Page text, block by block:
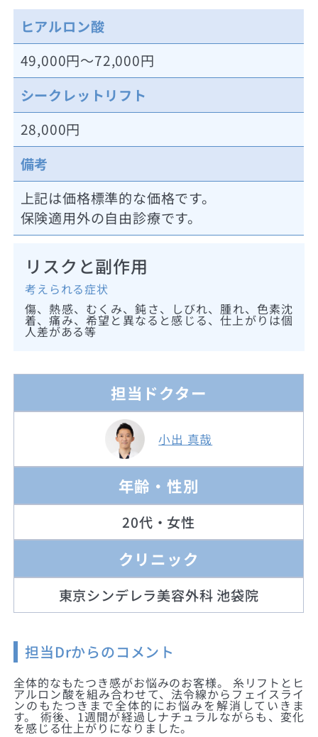
ヒアルロン酸
49,000円～72,000円
シークレットリフト
28,000円
備考
上記は価格標準的な価格です。
保険適用外の自由診療です。
リスクと副作用
考えられる症状
傷、熱感、むくみ、鈍さ、しびれ、腫れ、色素沈
着、痛み、希望と異なると感じる、仕上がりは個
人差がある等
担当ドクター
小出 真哉
年齢・性別
20代・女性
クリニック
東京シンデレラ美容外科 池袋院
担当Drからのコメント
全体的なもたつき感がお悩みのお客様。 糸リフトとヒ
アルロン酸を組み合わせて、法令線からフェイスライ
ンのもたつきまで全体的にお悩みを解消していきま
す。 術後、1週間が経過しナチュラルながらも、変化
を感じる仕上がりになりました。